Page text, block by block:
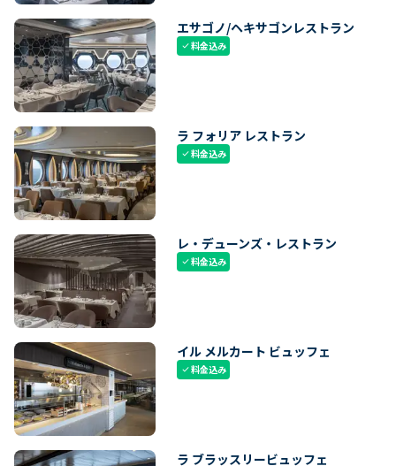
エサゴノ/ヘキサゴンレストラン
check料金込み
ラ フォリア レストラン
check料金込み
レ・デューンズ・レストラン
check料金込み
イル メルカート ビュッフェ
check料金込み
ラ ブラッスリービュッフェ